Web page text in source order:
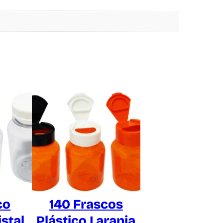
140 Frascos